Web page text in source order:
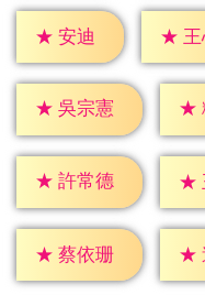
★ 安迪 ★
★ 吳宗憲 ★
★ 許常德 ★
★ 蔡依珊 ★